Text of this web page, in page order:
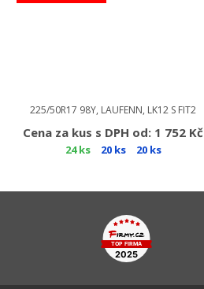
225/50R17 98Y, LAUFENN, LK12 S FIT2
Cena za kus s DPH od: 1 752 Kč
24 ks 20 ks 20 ks